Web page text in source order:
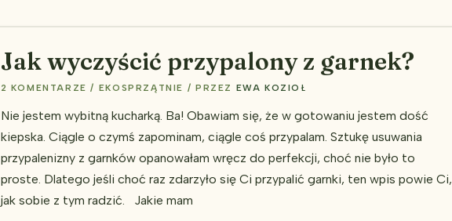
prysznicową?
Jak wyczyścić przypalony z garnek?
2 KOMENTARZE / EKOSPRZĄTNIE / PRZEZ EWA KOZIOŁ
Nie jestem wybitną kucharką. Ba! Obawiam się, że w gotowaniu jestem dość
kiepska. Ciągle o czymś zapominam, ciągle coś przypalam. Sztukę usuwania
przypalenizny z garnków opanowałam wręcz do perfekcji, choć nie było to
proste. Dlatego jeśli choć raz zdarzyło się Ci przypalić garnki, ten wpis powie Ci,
jak sobie z tym radzić. Jakie mam